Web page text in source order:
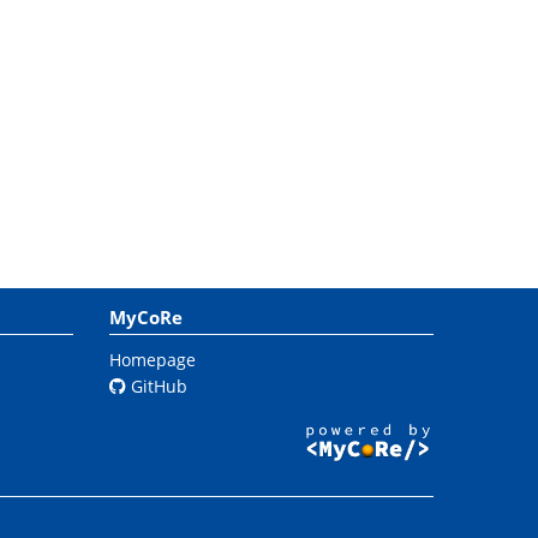
MyCoRe
Homepage
GitHub